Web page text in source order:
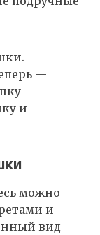
—
и
можно
и
вид